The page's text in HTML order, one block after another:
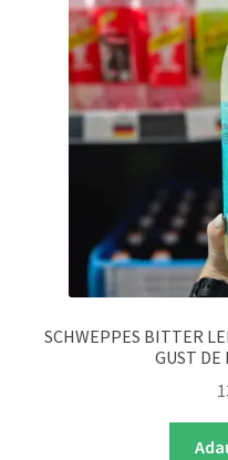
SCHWEPPES BITTER
GUST DE